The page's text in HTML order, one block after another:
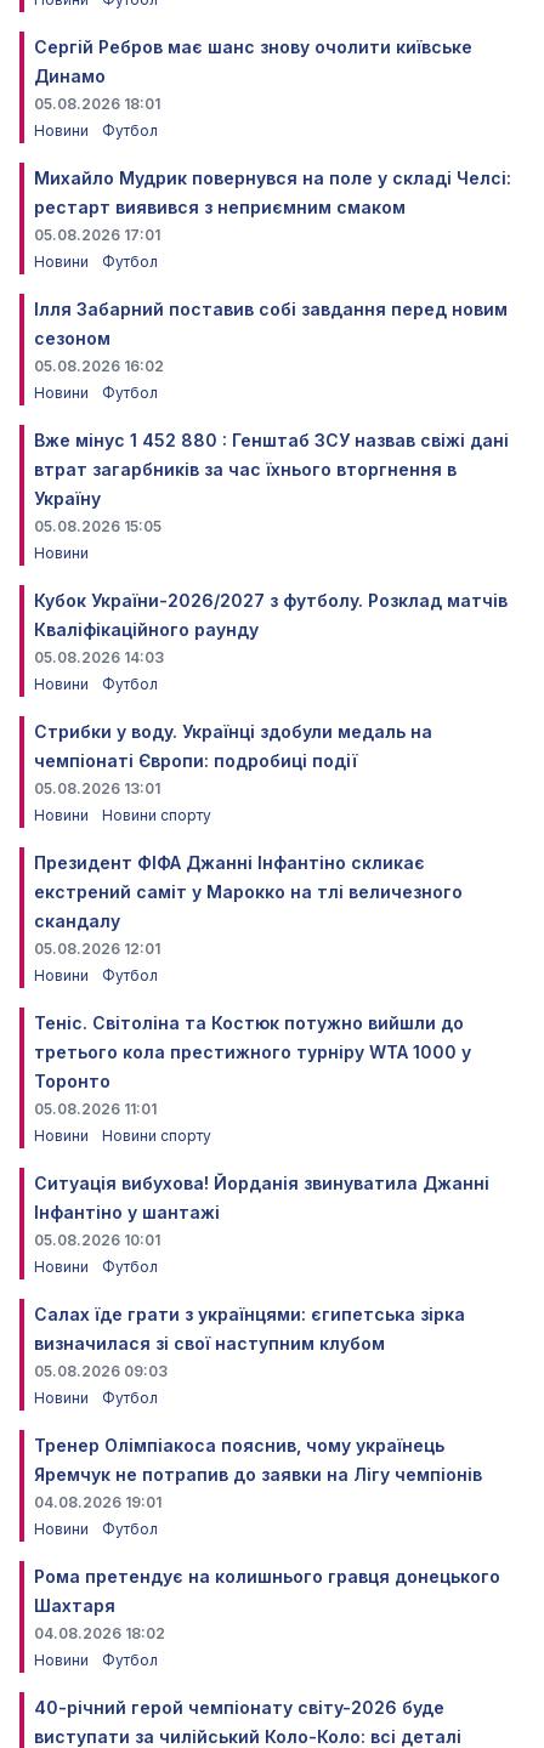
Сергій Ребров має шанс знову очолити київське
Динамо
05.08.2026 18:01
Новини
Футбол
Михайло Мудрик повернувся на поле у складі Челсі:
рестарт виявився з неприємним смаком
05.08.2026 17:01
Новини
Футбол
Ілля Забарний поставив собі завдання перед новим
сезоном
05.08.2026 16:02
Новини
Футбол
Вже мінус 1 452 880 : Генштаб ЗСУ назвав свіжі дані
втрат загарбників за час їхнього вторгнення в
Україну
05.08.2026 15:05
Новини
Кубок України-2026/2027 з футболу. Розклад матчів
Кваліфікаційного раунду
05.08.2026 14:03
Новини
Футбол
Стрибки у воду. Українці здобули медаль на
чемпіонаті Європи: подробиці події
05.08.2026 13:01
Новини
Новини спорту
Президент ФІФА Джанні Інфантіно скликає
екстрений саміт у Марокко на тлі величезного
скандалу
05.08.2026 12:01
Новини
Футбол
Теніс. Світоліна та Костюк потужно вийшли до
третього кола престижного турніру WTA 1000 у
Торонто
05.08.2026 11:01
Новини
Новини спорту
Ситуація вибухова! Йорданія звинуватила Джанні
Інфантіно у шантажі
05.08.2026 10:01
Новини
Футбол
Салах їде грати з українцями: єгипетська зірка
визначилася зі свої наступним клубом
05.08.2026 09:03
Новини
Футбол
Тренер Олімпіакоса пояснив, чому українець
Яремчук не потрапив до заявки на Лігу чемпіонів
04.08.2026 19:01
Новини
Футбол
Рома претендує на колишнього гравця донецького
Шахтаря
04.08.2026 18:02
Новини
Футбол
40-річний герой чемпіонату світу-2026 буде
виступати за чилійський Коло-Коло: всі деталі